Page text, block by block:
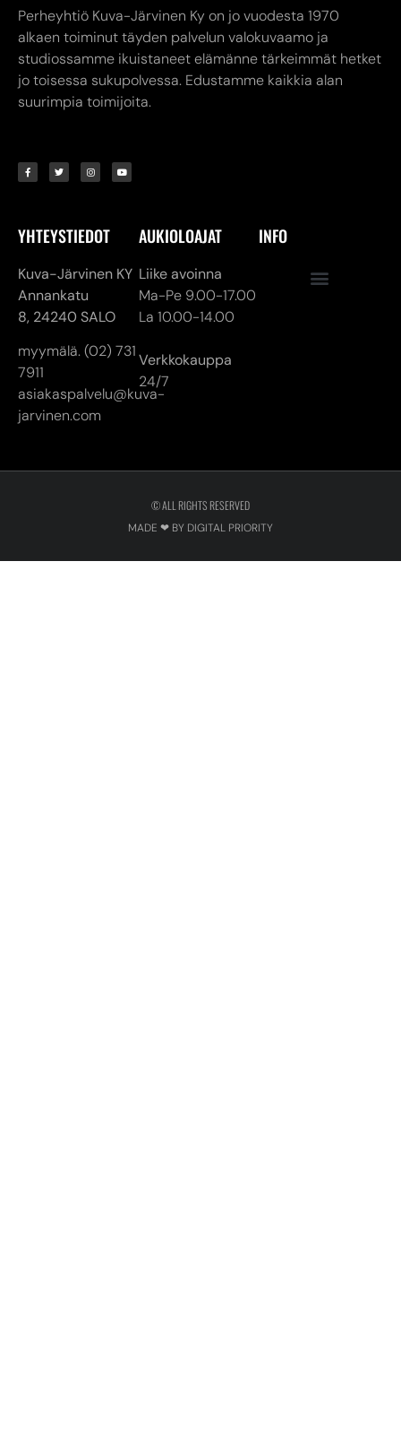
Perheyhtiö Kuva-Järvinen Ky on jo vuodesta 1970
alkaen toiminut täyden palvelun valokuvaamo ja
studiossamme ikuistaneet elämänne tärkeimmät hetket
jo toisessa sukupolvessa. Edustamme kaikkia alan
suurimpia toimijoita.
YHTEYSTIEDOT
Kuva-Järvinen KY
Annankatu
8, 24240 SALO
myymälä. (02) 731
7911
asiakaspalvelu@kuva-
jarvinen.com
AUKIOLOAJAT
Liike avoinna
Ma-Pe 9.00-17.00
La 10.00-14.00
Verkkokauppa
24/7
INFO
© ALL RIGHTS RESERVED
MADE ❤ BY DIGITAL PRIORITY